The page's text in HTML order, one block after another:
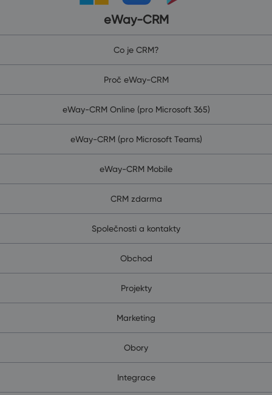
eWay-CRM
Co je CRM?
Proč eWay-CRM
eWay-CRM Online (pro Microsoft 365)
eWay-CRM (pro Microsoft Teams)
eWay-CRM Mobile
CRM zdarma
Společnosti a kontakty
Obchod
Projekty
Marketing
Obory
Integrace